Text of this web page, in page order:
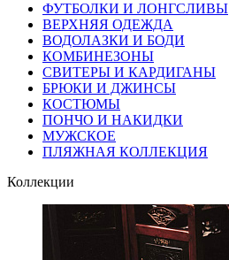
ФУТБОЛКИ И ЛОНГСЛИВЫ
ВЕРХНЯЯ ОДЕЖДА
ВОДОЛАЗКИ И БОДИ
КОМБИНЕЗОНЫ
СВИТЕРЫ И КАРДИГАНЫ
БРЮКИ И ДЖИНСЫ
КОСТЮМЫ
ПОНЧО И НАКИДКИ
МУЖСКОЕ
ПЛЯЖНАЯ КОЛЛЕКЦИЯ
Коллекции